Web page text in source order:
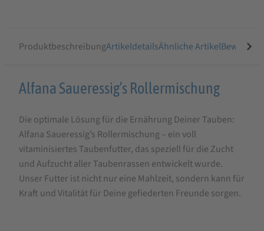
ProduktbeschreibungArtikeldetailsÄhnliche Artikel
Produktbeschreibung
ALFANA
Saueressig’s
Rollermischung
Taubenfutter
25
Alfana Saueressig’s Rollermischung
Die optimale Lösung für die Ernährung Deiner Tauben:
Alfana Saueressig’s Rollermischung – ein voll
vitaminisiertes Taubenfutter, das speziell für die Zucht
und Aufzucht aller Taubenrassen entwickelt wurde.
Unser Futter ist nicht nur eine Mahlzeit, sondern kann für
Kraft und Vitalität für Deine gefiederten Freunde sorgen.